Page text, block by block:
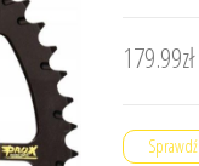
179.99zł
Sprawdź